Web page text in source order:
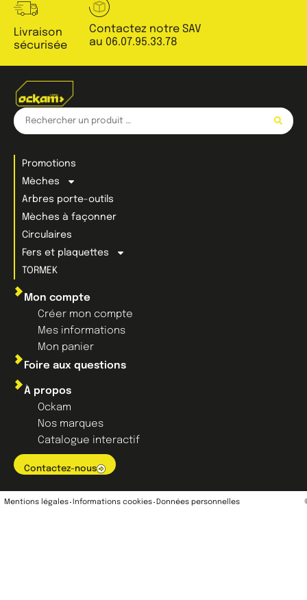
Livraison
sécurisée
Contactez notre SAV
au 06.07.95.33.78
À propos
Ockam
Nos marques
Catalogue interactif
Contactez-nous
Promotions
Mèches
Arbres porte-outils
Mèches à façonner
Circulaires
Fers et plaquettes
TORMEK
Mon compte
Créer mon compte
Mes informations
Mon panier
Foire aux questions
Mentions légales Informations cookies Données personnelles